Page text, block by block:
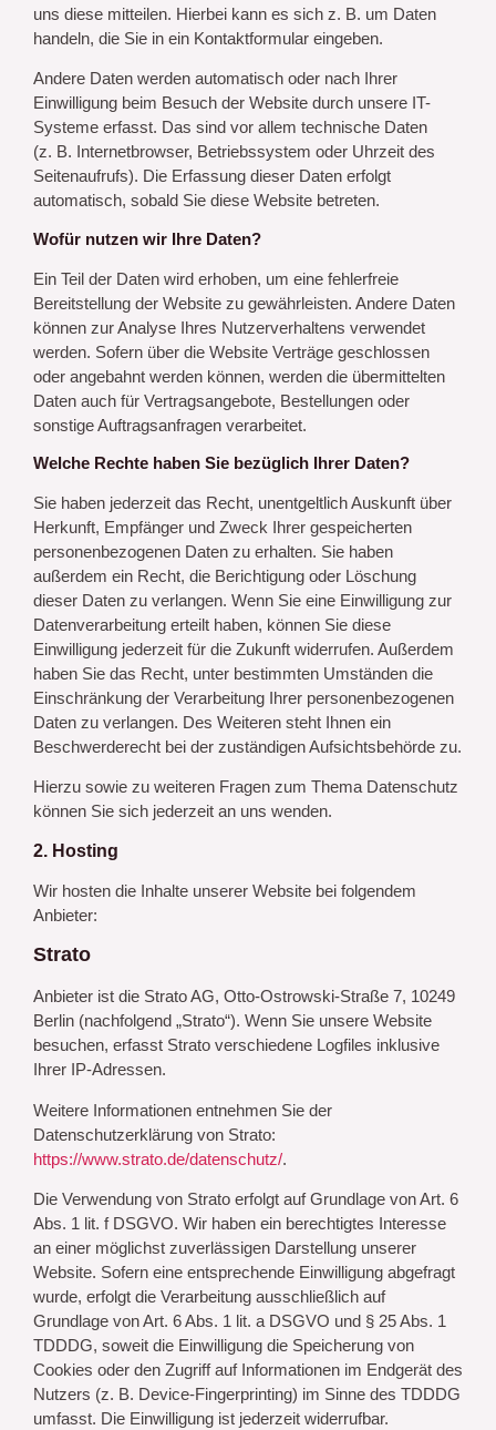
uns diese mitteilen. Hierbei kann es sich z. B. um Daten
handeln, die Sie in ein Kontaktformular eingeben.
Andere Daten werden automatisch oder nach Ihrer
Einwilligung beim Besuch der Website durch unsere IT-
Systeme erfasst. Das sind vor allem technische Daten
(z. B. Internetbrowser, Betriebssystem oder Uhrzeit des
Seitenaufrufs). Die Erfassung dieser Daten erfolgt
automatisch, sobald Sie diese Website betreten.
Wofür nutzen wir Ihre Daten?
Ein Teil der Daten wird erhoben, um eine fehlerfreie
Bereitstellung der Website zu gewährleisten. Andere Daten
können zur Analyse Ihres Nutzerverhaltens verwendet
werden. Sofern über die Website Verträge geschlossen
oder angebahnt werden können, werden die übermittelten
Daten auch für Vertragsangebote, Bestellungen oder
sonstige Auftragsanfragen verarbeitet.
Welche Rechte haben Sie bezüglich Ihrer Daten?
Sie haben jederzeit das Recht, unentgeltlich Auskunft über
Herkunft, Empfänger und Zweck Ihrer gespeicherten
personenbezogenen Daten zu erhalten. Sie haben
außerdem ein Recht, die Berichtigung oder Löschung
dieser Daten zu verlangen. Wenn Sie eine Einwilligung zur
Datenverarbeitung erteilt haben, können Sie diese
Einwilligung jederzeit für die Zukunft widerrufen. Außerdem
haben Sie das Recht, unter bestimmten Umständen die
Einschränkung der Verarbeitung Ihrer personenbezogenen
Daten zu verlangen. Des Weiteren steht Ihnen ein
Beschwerderecht bei der zuständigen Aufsichtsbehörde zu.
Hierzu sowie zu weiteren Fragen zum Thema Datenschutz
können Sie sich jederzeit an uns wenden.
2. Hosting
Wir hosten die Inhalte unserer Website bei folgendem
Anbieter:
Strato
Anbieter ist die Strato AG, Otto-Ostrowski-Straße 7, 10249
Berlin (nachfolgend „Strato“). Wenn Sie unsere Website
besuchen, erfasst Strato verschiedene Logfiles inklusive
Ihrer IP-Adressen.
Weitere Informationen entnehmen Sie der
Datenschutzerklärung von Strato:
https://www.strato.de/datenschutz/.
Die Verwendung von Strato erfolgt auf Grundlage von Art. 6
Abs. 1 lit. f DSGVO. Wir haben ein berechtigtes Interesse
an einer möglichst zuverlässigen Darstellung unserer
Website. Sofern eine entsprechende Einwilligung abgefragt
wurde, erfolgt die Verarbeitung ausschließlich auf
Grundlage von Art. 6 Abs. 1 lit. a DSGVO und § 25 Abs. 1
TDDDG, soweit die Einwilligung die Speicherung von
Cookies oder den Zugriff auf Informationen im Endgerät des
Nutzers (z. B. Device-Fingerprinting) im Sinne des TDDDG
umfasst. Die Einwilligung ist jederzeit widerrufbar.